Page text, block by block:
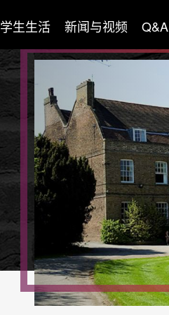
学生生活 新闻与视频 Q&A